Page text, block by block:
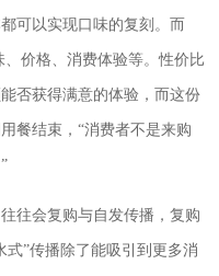
可以实现口味的复刻。而
价格、消费体验等。性价比
否获得满意的体验，而这份
餐结束，“消费者不是来购
会复购与自发传播，复购
”传播除了能吸引到更多消